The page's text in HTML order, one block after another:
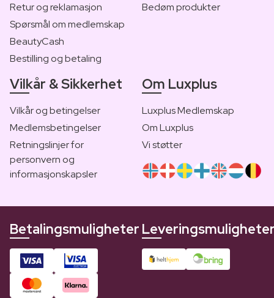
Retur og reklamasjon
Spørsmål om medlemskap
BeautyCash
Bestilling og betaling
Bedøm produkter
Vilkår & Sikkerhet
Vilkår og betingelser
Medlemsbetingelser
Retningslinjer for
personvern og
informasjonskapsler
Om Luxplus
Luxplus Medlemskap
Om Luxplus
Vi støtter
Betalingsmuligheter